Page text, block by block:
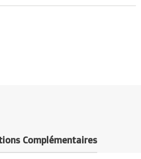
Complémentaires